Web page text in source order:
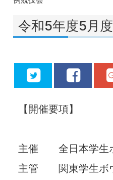
令和5年度5月
【開催要項】
主催 全日本学生
主管 関東学生ボ